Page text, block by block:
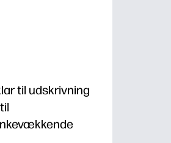
til udskrivning